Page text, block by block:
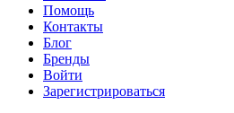
Помощь
Контакты
Блог
Бренды
Войти
Зарегистрироваться